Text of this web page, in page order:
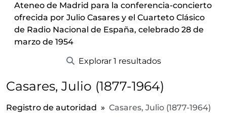
Ateneo de Madrid para la conferencia-concierto
ofrecida por Julio Casares y el Cuarteto Clásico
de Radio Nacional de España, celebrado 28 de
marzo de 1954
Explorar 1 resultados
Casares, Julio (1877-1964)
Registro de autoridad Casares, Julio (1877-1964)